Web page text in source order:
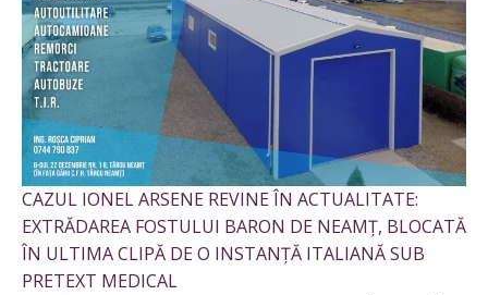
CAZUL IONEL ARSENE REVINE ÎN ACTUALITATE:
EXTRĂDAREA FOSTULUI BARON DE NEAMȚ, BLOCATĂ
ÎN ULTIMA CLIPĂ DE O INSTANȚĂ ITALIANĂ SUB
PRETEXT MEDICAL